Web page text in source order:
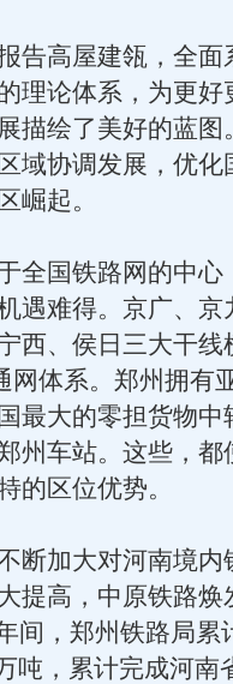
高屋建瓴，全面
理论体系，为更好
描绘了美好的蓝图
域协调发展，优化
崛起。
国铁路网的中心
遇难得。京广、京
西、侯日三大干线
网体系。郑州拥有
最大的零担货物中
州车站。这些，都
的区位优势。
加大对河南境内
提高，中原铁路焕
间，郑州铁路局累
吨，累计完成河南